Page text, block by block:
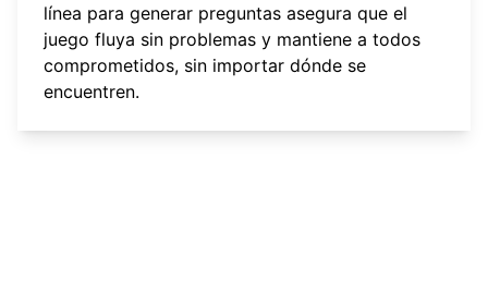
línea para generar preguntas asegura que el
juego fluya sin problemas y mantiene a todos
comprometidos, sin importar dónde se
encuentren.